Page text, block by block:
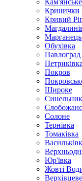
Кам'янське
Кринички
Кривий
Марганець
Обухівка
Павлоград
Петриківка
Покров
Широке
Солоне
Тернівка
Томаківка
Юр'ївка
Жовті
Верхівцеве